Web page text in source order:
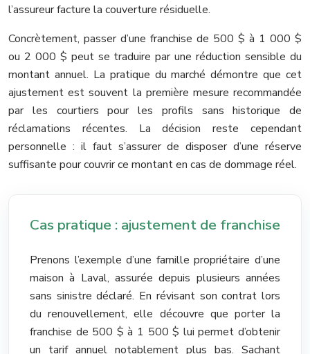
l’assureur facture la couverture résiduelle.
Concrètement, passer d’une franchise de 500 $ à 1 000 $
ou 2 000 $ peut se traduire par une réduction sensible du
montant annuel. La pratique du marché démontre que cet
ajustement est souvent la première mesure recommandée
par les courtiers pour les profils sans historique de
réclamations récentes. La décision reste cependant
personnelle : il faut s’assurer de disposer d’une réserve
suffisante pour couvrir ce montant en cas de dommage réel.
Cas pratique : ajustement de franchise
Prenons l’exemple d’une famille propriétaire d’une
maison à Laval, assurée depuis plusieurs années
sans sinistre déclaré. En révisant son contrat lors
du renouvellement, elle découvre que porter la
franchise de 500 $ à 1 500 $ lui permet d’obtenir
un tarif annuel notablement plus bas. Sachant